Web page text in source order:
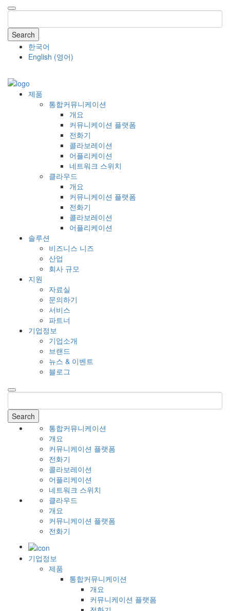
Search
한국어
English (영어)
제품
통합커뮤니케이션
개요
커뮤니케이션 플랫폼
전화기
콜라보레이션
어플리케이션
네트워크 스위치
클라우드
개요
커뮤니케이션 플랫폼
전화기
콜라보레이션
어플리케이션
솔루션
비즈니스 니즈
산업
회사 규모
지원
자료실
문의하기
서비스
파트너
기업정보
기업소개
브랜드
뉴스 & 이벤트
블로그
Search
통합커뮤니케이션
개요
커뮤니케이션 플랫폼
전화기
콜라보레이션
어플리케이션
네트워크 스위치
클라우드
개요
커뮤니케이션 플랫폼
전화기
기업정보
제품
통합커뮤니케이션
개요
커뮤니케이션 플랫폼